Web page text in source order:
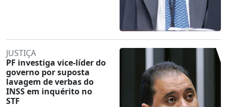
JUSTIÇA
PF investiga vice-líder do
governo por suposta
lavagem de verbas do
INSS em inquérito no
STF